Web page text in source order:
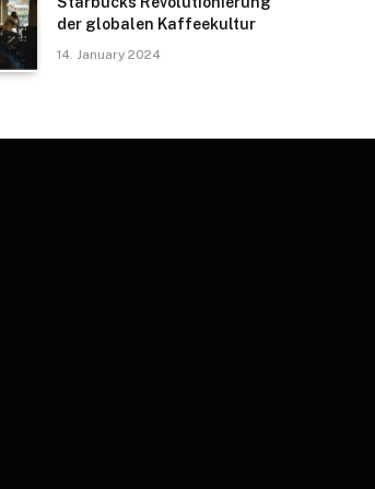
der globalen Kaffeekultur
14. January 2024